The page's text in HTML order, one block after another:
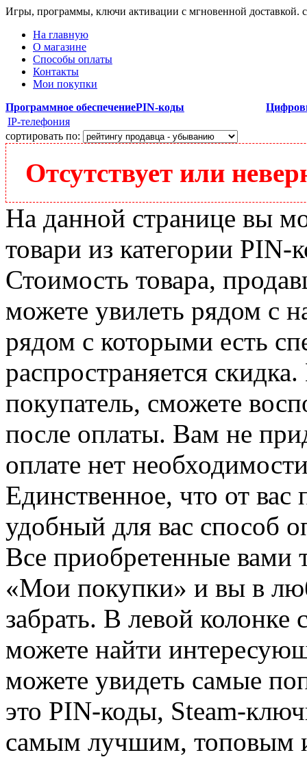
Игры, программы, ключи активации с мгновенной доставкой.
На главную
О магазине
Способы оплаты
Контакты
Мои покупки
Программное обеспечениеPIN-коды
IP-телефония
сортировать по:
Отсутствует или
На данной странице вы
товари из категории
Стоимость товара,
можете увилеть рядом с
рядом с которыми есть
распространяется
покупатель, сможете
после оплаты. Вам не
оплате нет
Единственное, что от вас
удобный для вас способ
Все приобретенные вами
«Мои покупки» и вы в
забрать. В левой
можете найти
можете увидеть самые
это PIN-коды, Steam-
самым лучшим, топовым